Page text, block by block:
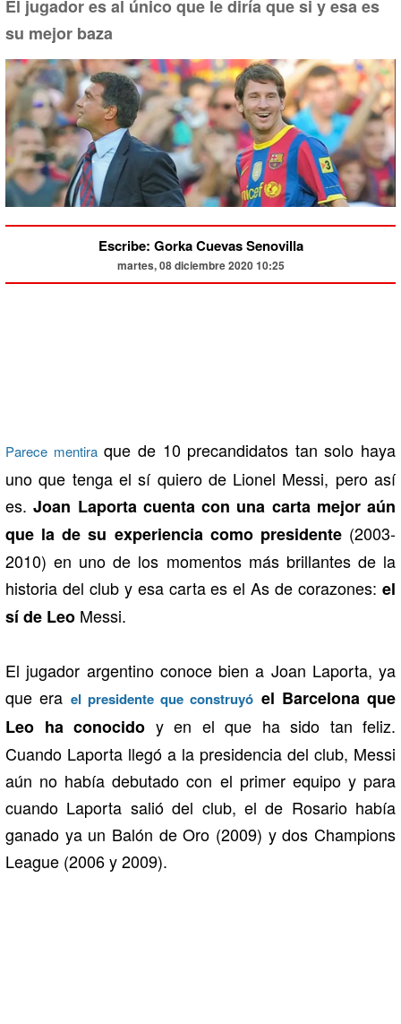
El jugador es al único que le diría que si y esa es
su mejor baza
Escribe: Gorka Cuevas Senovilla
martes, 08 diciembre 2020 10:25
Parece mentiraque de 10 precandidatos tan solo haya
uno que tenga el sí quiero de Lionel Messi, pero así
es.Joan Laporta cuenta con una carta mejor aún
que la de su experiencia como presidente(2003-
2010) en uno de los momentos más brillantes de la
historia del club y esa carta es el As de corazones: el
sí de Leo Messi.
El jugador argentino conoce bien a Joan Laporta, ya
que era el presidente que construyó el Barcelona que
Leo ha conocido y en el que ha sido tan feliz.
Cuando Laporta llegó a la presidencia del club, Messi
aún no había debutado con el primer equipo y para
cuando Laporta salió del club, el de Rosario había
ganado ya un Balón de Oro (2009) y dos Champions
League (2006 y 2009).